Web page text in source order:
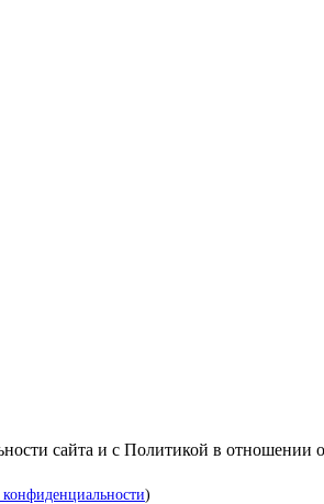
сайта и с Политикой в отношении
)